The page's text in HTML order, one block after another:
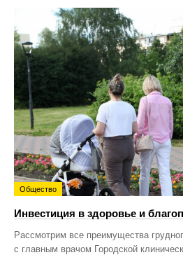
Общество
Инвестиция в здоровье и
Рассмотрим все преимущества
с главным врачом Городской